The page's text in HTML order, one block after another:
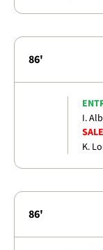
86'
I.
SALE
K.
86'